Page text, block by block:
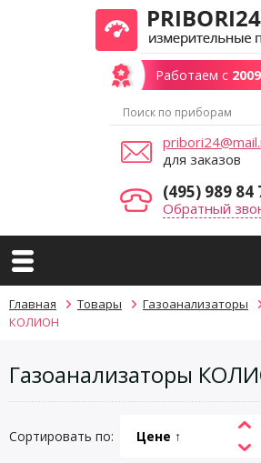
Работаем с 2009
для заказов
(495) 989 84
Обратный
Главная Товары Газоанализаторы
КОЛИОН
Газоанализаторы
Сортировать по: Цене ↑